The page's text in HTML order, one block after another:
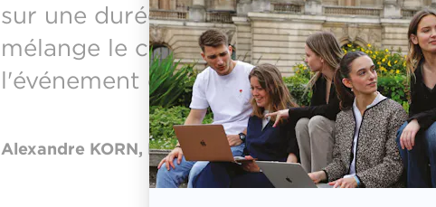
sur une durée de plus de dix jours.
mélange le cinéma, le glamour, la
l'événement où il faut être pour moi
Alexandre KORN, Directeur du développement pour